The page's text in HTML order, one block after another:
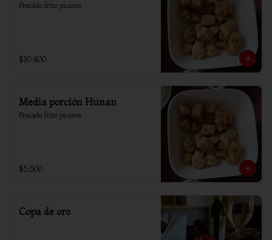
Pescado frito picante
$10.400
Media porción Hunan
Pescado frito picante
$5.500
Copa de oro